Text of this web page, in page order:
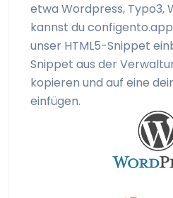
etwa Wordpress, Typo3,
kannst du
unser HTML5-Snippet
Snippet aus der
kopieren und auf eine
einfügen.